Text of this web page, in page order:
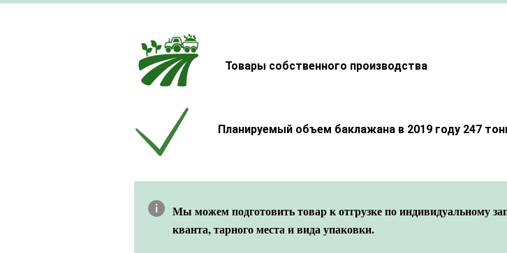
Товары собственного производства
Планируемый объем баклажана в 2019 году 247
Мы можем подготовить товар к отгрузке по индивидуальному
кванта, тарного места и вида упаковки.